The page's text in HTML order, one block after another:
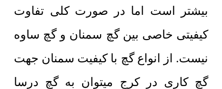
بیشتر است اما در صورت کلی تفاوت
کیفیتی خاصی بین گچ سمنان و گچ ساوه
نیست. از انواع گچ با کیفیت سمنان جهت
گچ کاری در کرج میتوان به گچ درسا